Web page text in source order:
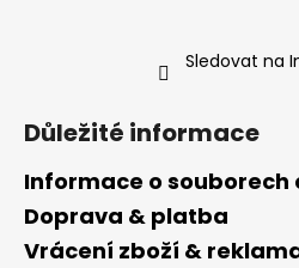
Sledovat na
Důležité informace
Informace o souborech
Doprava & platba
Vrácení zboží &